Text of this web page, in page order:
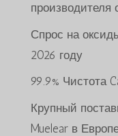
производителя
Спрос на
2026 году
99.9% Чистота
Крупный
Muelear в